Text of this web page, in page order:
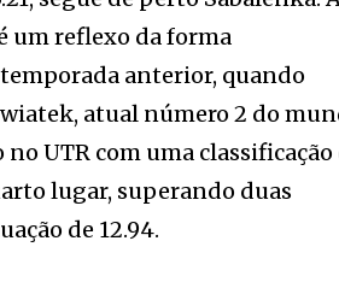
um reflexo da forma
anterior, quando
atual número 2 do
UTR com uma classificação
lugar, superando duas
de 12.94.